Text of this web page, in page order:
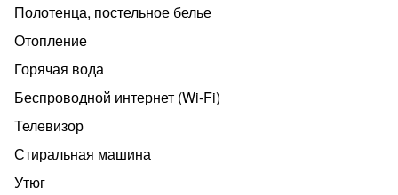
Командировочным предоставляется чек и, при
необходимости, договор аренды.
Указанная цена за 1-2 гостя. Залог при заселении
обязателен - для иногородних 3тыс, местных гостей
-2тыс. Цена аренды варьируется в зависимости от дня
недели и спроса. Скидка за проживание от 5 суток.
Праздники - по договоренности.
Полотенца, постельное белье
Отопление
Горячая вода
Беспроводной интернет (Wi‑Fi)
Телевизор
Стиральная машина
Утюг